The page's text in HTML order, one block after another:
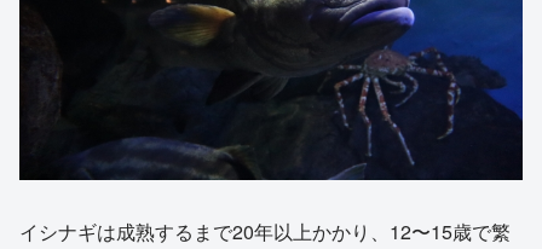
イシナギは成熟するまで20年以上かかり、12〜15歳で繁